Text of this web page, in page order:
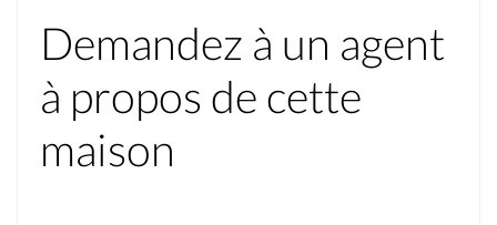
Demandez à un agent
à propos de cette
maison